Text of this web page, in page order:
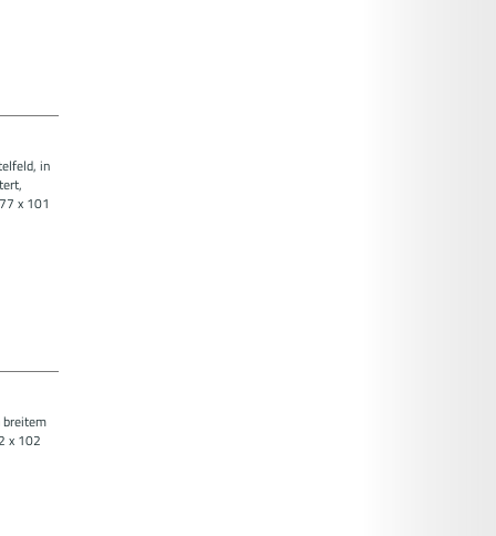
in
x 101
x 102